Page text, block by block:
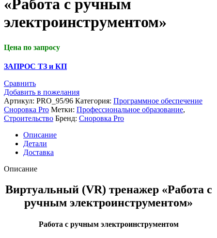
«Работа с ручным
электроинструментом»
Цена по запросу
ЗАПРОС ТЗ и КП
Сравнить
Добавить в пожелания
Артикул: PRO_95/96 Категория: Программное обеспечение
Сноровка Pro Метки: Профессиональное образование,
Строительство Бренд: Сноровка Pro
Описание
Детали
Доставка
Описание
Виртуальный (VR) тренажер «Работа с
ручным электроинструментом»
Работа с ручным электроинструментом